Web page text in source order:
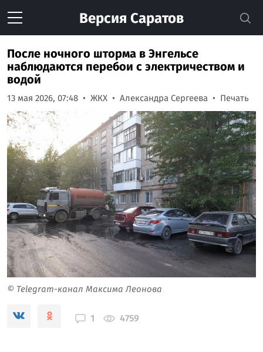
Версия Саратов
После ночного шторма в Энгельсе
наблюдаются перебои с электричеством и
водой
13 мая 2026, 07:48 ЖКХ Александра Сергеева Печать
© Telegram-канал Максима Леонова
1 4759